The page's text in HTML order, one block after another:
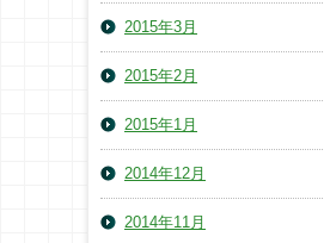
2015年3月
2015年2月
2015年1月
2014年12月
2014年11月